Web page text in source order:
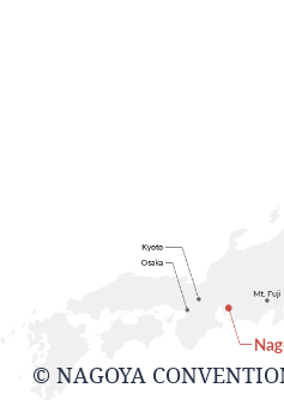
© NAGOYA